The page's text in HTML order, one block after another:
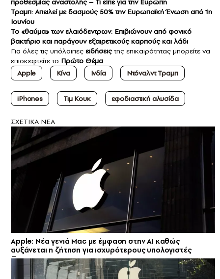
προθεσμίας αναστολής – Τι είπε για την Ευρώπη
Τραμπ: Απειλεί με δασμούς 50% την Ευρωπαϊκή Ένωση από 1η
Ιουνίου
Το «θαύμα» των ελαιόδεντρων: Επιβιώνουν από φονικό
βακτήριο και παράγουν εξαιρετικούς καρπούς και λάδι
Για όλες τις υπόλοιπες ειδήσειςτης επικαιρότητας μπορείτε να
επισκεφτείτε το Πρώτο Θέμα
Apple
Κίνα Ινδία Ντόναλντ Τραμπ
iPhones Τιμ Κουκ εφοδιαστική αλυσίδα
ΣXETIKA NEA
Apple: Νέα γενιά Mac με έμφαση στην AI καθώς
αυξάνεται η ζήτηση για ισχυρότερους υπολογιστές